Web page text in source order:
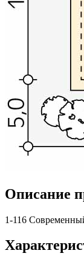
Описание
1-116